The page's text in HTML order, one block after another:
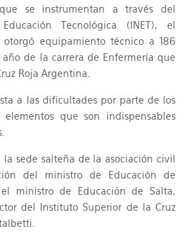
que se instrumentan a través del
Tecnológica (INET), el
otorgó equipamiento técnico a 186
de la carrera de Enfermería que
Roja Argentina.
a las dificultades por parte de los
que son indispensables
sede salteña de la asociación civil
del ministro de Educación de
el ministro de Educación de Salta,
del Instituto Superior de la Cruz